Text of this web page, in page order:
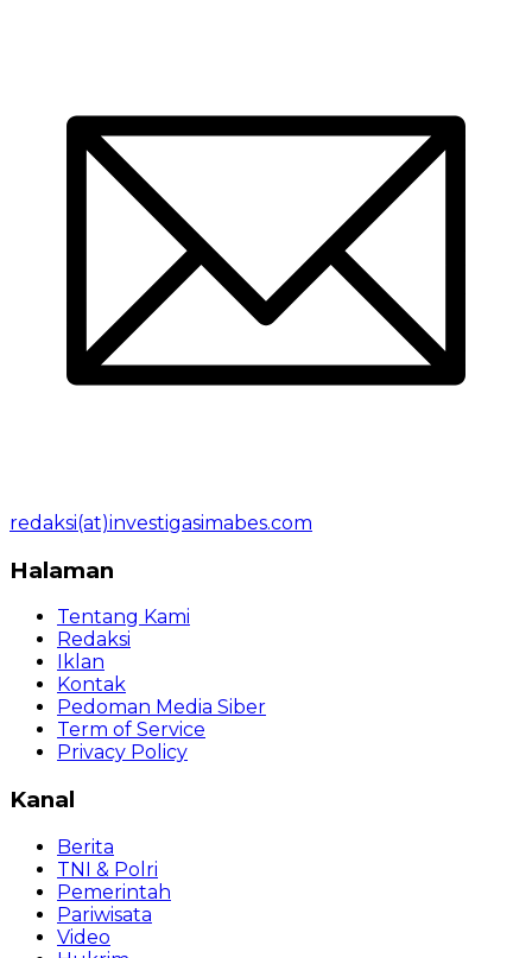
redaksi(at)investigasimabes.com
Halaman
Tentang Kami
Redaksi
Iklan
Kontak
Pedoman Media Siber
Term of Service
Privacy Policy
Kanal
Berita
TNI & Polri
Pemerintah
Pariwisata
Video